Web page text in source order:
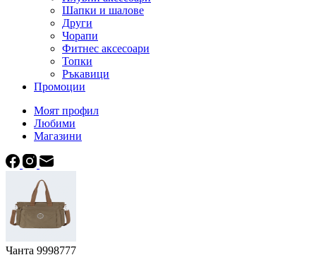
Шапки и шалове
Други
Чорапи
Фитнес аксесоари
Топки
Ръкавици
Промоции
Моят профил
Любими
Магазини
Чанта 9998777